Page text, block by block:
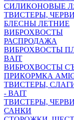
СИЛИКОНОВЫЕ
ТВИСТЕРЫ,
БЛЕСНЫ ЛЕТНИЕ
ВИБРОХВОСТЫ
РАСПРОДАЖА
ВИБРОХВОСТЫ
BAIT
ВИБРОХВОСТЫ
ПРИКОРМКА
ТВИСТЕРЫ,
- BAIT
ТВИСТЕРЫ,
САНКИ